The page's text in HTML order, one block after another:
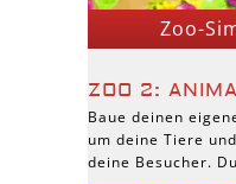
Zoo-
ZOO 2:
Baue deinen
um deine Tiere
deine Besucher.